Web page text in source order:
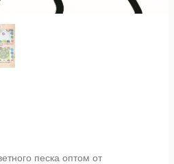
песка оптом от